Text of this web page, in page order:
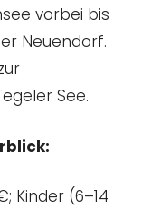
vorbei bis
Neuendorf.
See.
Kinder (6–14